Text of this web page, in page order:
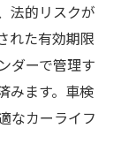
法的リスクが
れた有効期限
ダーで管理す
みます。車検
なカーライフ